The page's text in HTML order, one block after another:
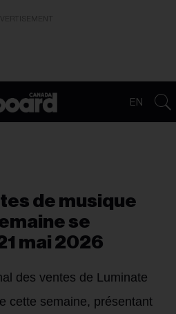
EN
de musique
se
mai 2026
des ventes de Luminate
cette semaine, présentant